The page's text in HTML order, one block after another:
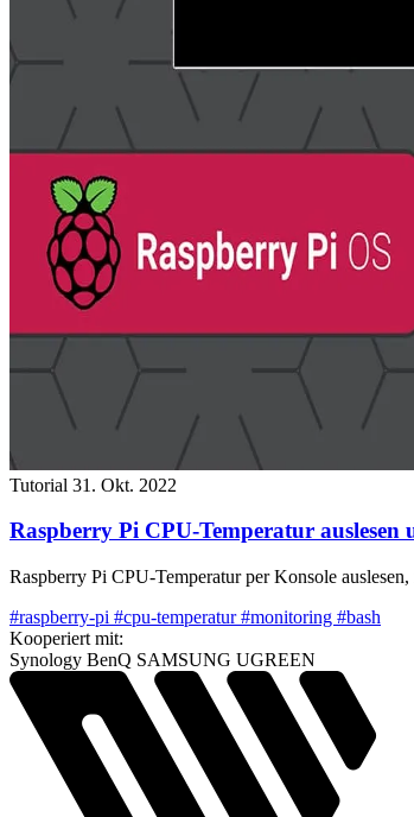
Tutorial 31. Okt. 2022
Raspberry Pi CPU-Temperatur auslesen
Raspberry Pi CPU-Temperatur per Konsole
#raspberry-pi #cpu-temperatur#monitoring #bash
Kooperiert mit:
Synology BenQ SAMSUNG UGREEN